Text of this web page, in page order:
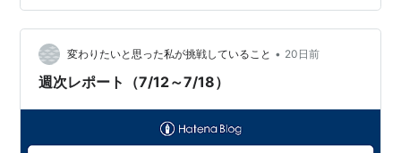
されることはありません。 なぜなら目に見えない思考
は、実体のない幽霊のように脳内を浮遊し…
変わりたいと思った私が挑戦していること • 20日前
週次レポート（7/12～7/18）